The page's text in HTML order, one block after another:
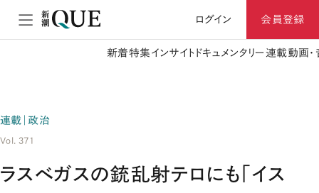
ログイン 会員登録
新着特集 インサイト ドキュメンタリー 連載動画
連載｜政治
Vol. 371
ラスベガスの銃乱射テロにも「イス